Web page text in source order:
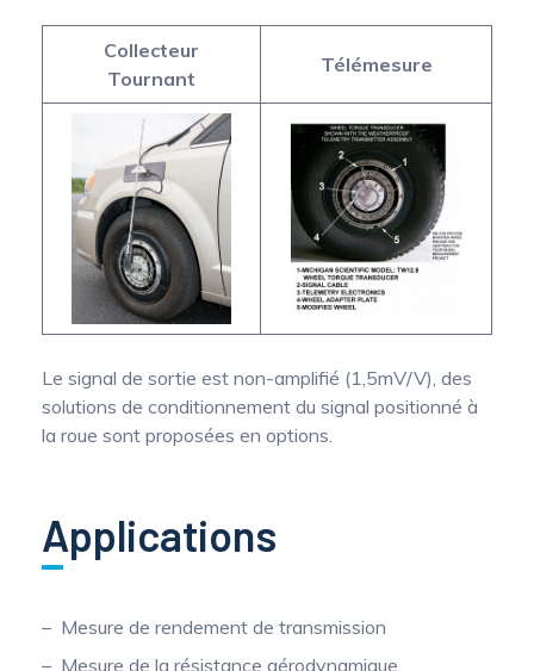
Collecteur
Tournant
Télémesure
Le signal de sortie est non-amplifié (1,5mV/V), des
solutions de conditionnement du signal positionné à
la roue sont proposées en options.
Applications
Mesure de rendement de transmission
Mesure de la résistance aérodynamique